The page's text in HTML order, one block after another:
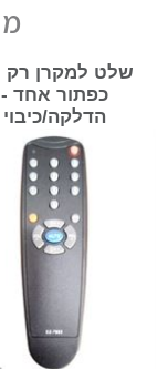
שלט למקרן רק
כפתור אחד -
הדלקה/כיבוי